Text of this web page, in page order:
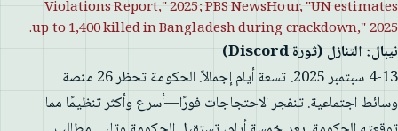
Violations Report," 2025; PBS NewsHour, "UN estimates
up to 1,400 killed in Bangladesh during crackdown," 2025.
نيبال: التنازل (ثورة Discord)
4-13 سبتمبر 2025. تسعة أيام إجمالاً. الحكومة تحظر 26 منصة
وسائط اجتماعية. تنفجر الاحتجاجات فورًا—أسرع وأكثر تنظيمًا مما